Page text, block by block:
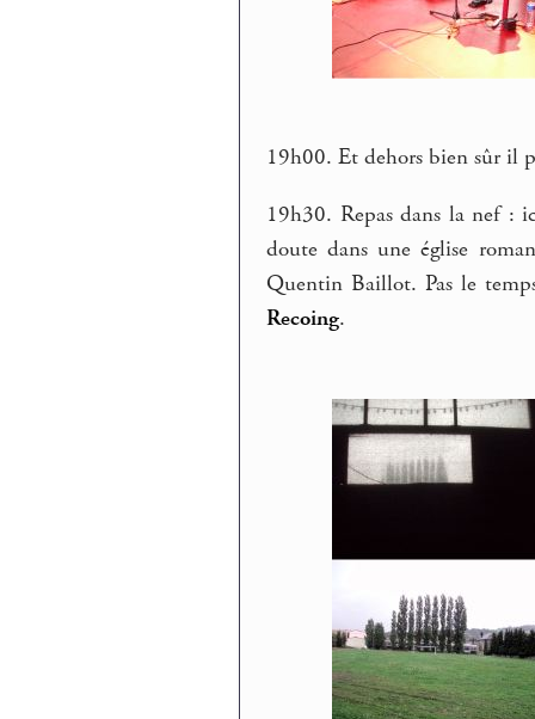
19h00. Et dehors bien sûr il
19h30. Repas dans la nef :
doute dans une église
Quentin Baillot. Pas le
Recoing.